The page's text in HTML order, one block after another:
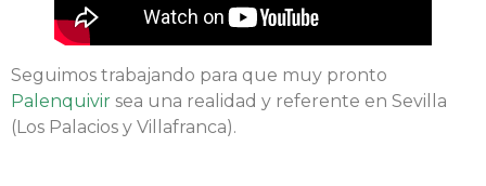
Seguimos trabajando para que muy pronto
Palenquivir sea una realidad y referente en Sevilla
(Los Palacios y Villafranca).